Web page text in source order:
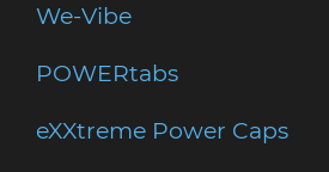
We-Vibe
POWERtabs
eXXtreme Power Caps